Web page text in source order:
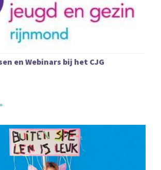
en Webinars bij het CJG